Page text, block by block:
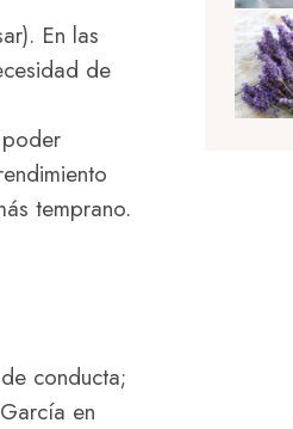
En las
de
temprano.
conducta;
en